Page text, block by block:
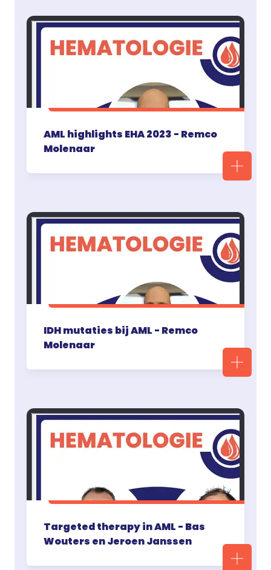
AML highlights EHA 2023 - Remco
Molenaar
IDH mutaties bij AML - Remco
Molenaar
Targeted therapy in AML - Bas
Wouters en Jeroen Janssen